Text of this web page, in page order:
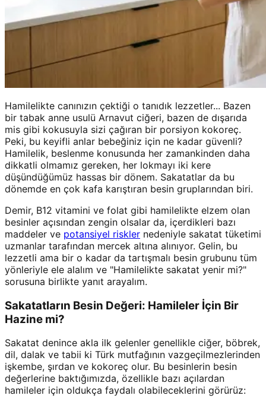
Hamilelikte canınızın çektiği o tanıdık lezzetler... Bazen
bir tabak anne usulü Arnavut ciğeri, bazen de dışarıda
mis gibi kokusuyla sizi çağıran bir porsiyon kokoreç.
Peki, bu keyifli anlar bebeğiniz için ne kadar güvenli?
Hamilelik, beslenme konusunda her zamankinden daha
dikkatli olmamız gereken, her lokmayı iki kere
düşündüğümüz hassas bir dönem. Sakatatlar da bu
dönemde en çok kafa karıştıran besin gruplarından biri.
Demir, B12 vitamini ve folat gibi hamilelikte elzem olan
besinler açısından zengin olsalar da, içerdikleri bazı
maddeler ve potansiyel riskler nedeniyle sakatat tüketimi
uzmanlar tarafından mercek altına alınıyor. Gelin, bu
lezzetli ama bir o kadar da tartışmalı besin grubunu tüm
yönleriyle ele alalım ve "Hamilelikte sakatat yenir mi?"
sorusuna birlikte yanıt arayalım.
Sakatatların Besin Değeri: Hamileler İçin Bir
Hazine mi?
Sakatat denince akla ilk gelenler genellikle ciğer, böbrek,
dil, dalak ve tabii ki Türk mutfağının vazgeçilmezlerinden
işkembe, şırdan ve kokoreç olur. Bu besinlerin besin
değerlerine baktığımızda, özellikle bazı açılardan
hamileler için oldukça faydalı olabileceklerini görürüz: